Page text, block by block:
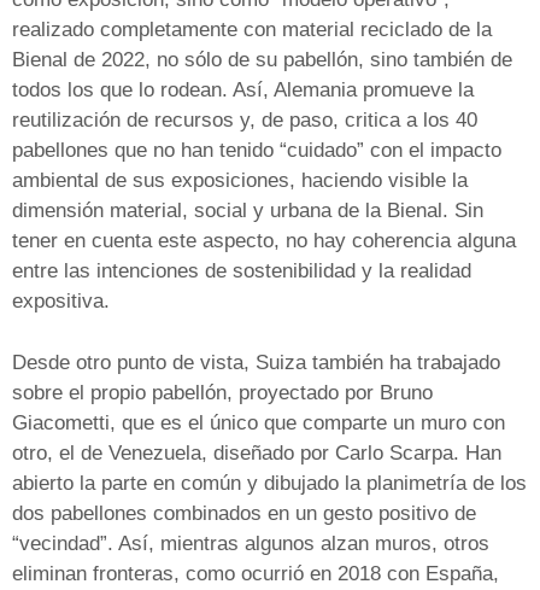
realizado completamente con material reciclado de la
Bienal de 2022, no sólo de su pabellón, sino también de
todos los que lo rodean. Así, Alemania promueve la
reutilización de recursos y, de paso, critica a los 40
pabellones que no han tenido “cuidado” con el impacto
ambiental de sus exposiciones, haciendo visible la
dimensión material, social y urbana de la Bienal. Sin
tener en cuenta este aspecto, no hay coherencia alguna
entre las intenciones de sostenibilidad y la realidad
expositiva.
Desde otro punto de vista, Suiza también ha trabajado
sobre el propio pabellón, proyectado por Bruno
Giacometti, que es el único que comparte un muro con
otro, el de Venezuela, diseñado por Carlo Scarpa. Han
abierto la parte en común y dibujado la planimetría de los
dos pabellones combinados en un gesto positivo de
“vecindad”. Así, mientras algunos alzan muros, otros
eliminan fronteras, como ocurrió en 2018 con España,